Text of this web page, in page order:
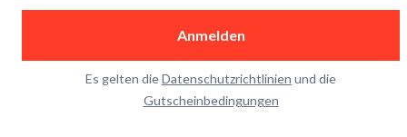
Anmelden
Es gelten dieDatenschutzrichtlinien und die
Gutscheinbedingungen